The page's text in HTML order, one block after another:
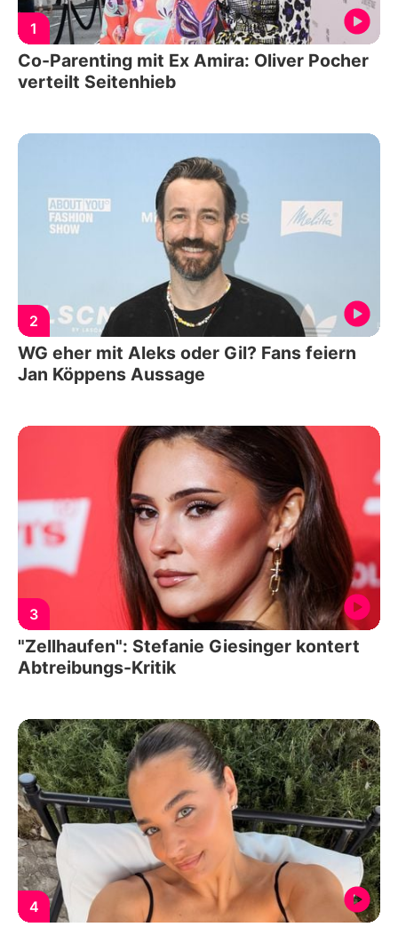
1
Co-Parenting mit Ex Amira: Oliver Pocher
verteilt Seitenhieb
2
WG eher mit Aleks oder Gil? Fans feiern
Jan Köppens Aussage
3
"Zellhaufen": Stefanie Giesinger kontert
Abtreibungs-Kritik
4